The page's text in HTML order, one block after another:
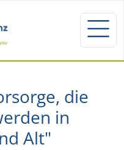
die
in
Alt"